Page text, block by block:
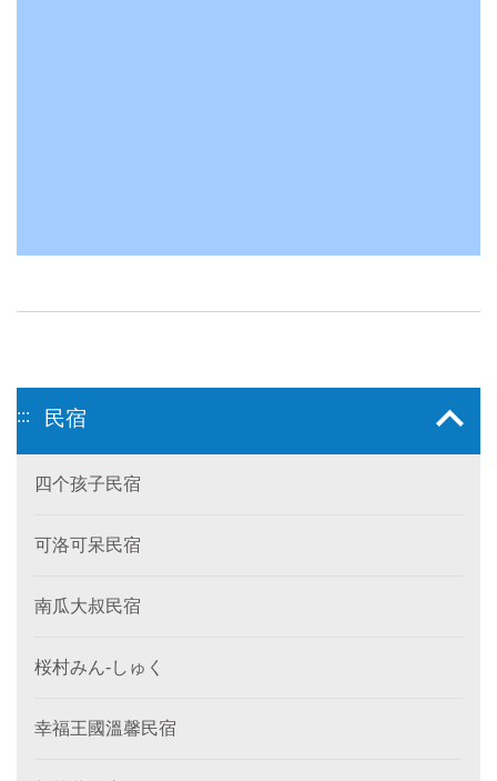
::: 民宿
四个孩子民宿
可洛可呆民宿
南瓜大叔民宿
桜村みん‐しゅく
幸福王國溫馨民宿